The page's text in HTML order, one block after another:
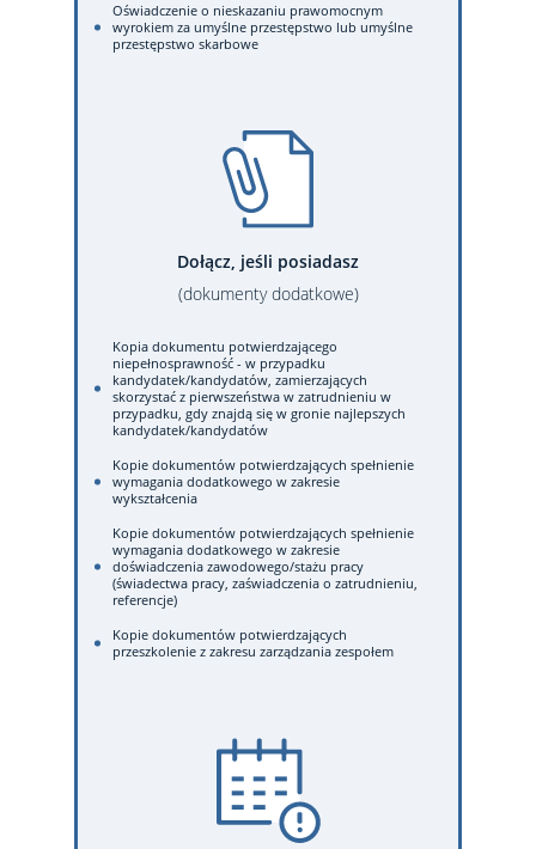
Oświadczenie o nieskazaniu prawomocnym
wyrokiem za umyślne przestępstwo lub umyślne
przestępstwo skarbowe
Dołącz, jeśli posiadasz
(dokumenty dodatkowe)
Kopia dokumentu potwierdzającego
niepełnosprawność - w przypadku
kandydatek/kandydatów, zamierzających
skorzystać z pierwszeństwa w zatrudnieniu w
przypadku, gdy znajdą się w gronie najlepszych
kandydatek/kandydatów
Kopie dokumentów potwierdzających spełnienie
wymagania dodatkowego w zakresie
wykształcenia
Kopie dokumentów potwierdzających spełnienie
wymagania dodatkowego w zakresie
doświadczenia zawodowego/stażu pracy
(świadectwa pracy, zaświadczenia o zatrudnieniu,
referencje)
Kopie dokumentów potwierdzających
przeszkolenie z zakresu zarządzania zespołem